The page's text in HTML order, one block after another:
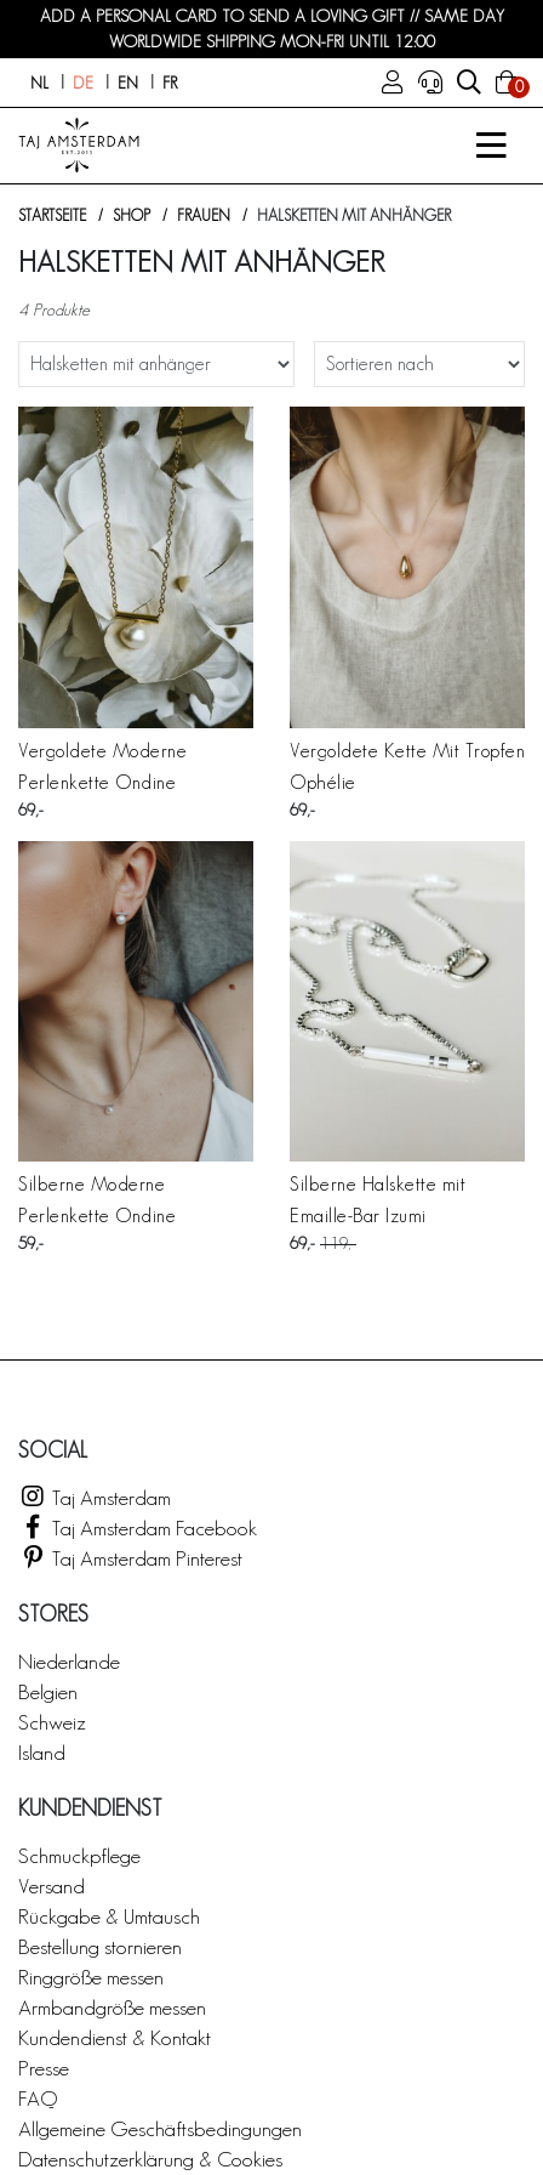
ADD A PERSONAL CARD TO SEND A LOVING GIFT // SAME DAY
WORLDWIDE SHIPPING MON-FRI UNTIL 12:00
NL DE EN FR 0
STARTSEITE SHOP FRAUEN HALSKETTEN MIT ANHÄNGER
HALSKETTEN MIT ANHÄNGER
4 Produkte
Vergoldete Moderne
Perlenkette Ondine
69
Vergoldete Kette Mit Tropfen
Ophélie
69
Silberne Moderne
Perlenkette Ondine
59
Silberne Halskette mit
Emaille-Bar Izumi
69 119
SOCIAL
Taj Amsterdam
Taj Amsterdam Facebook
Taj Amsterdam Pinterest
STORES
Niederlande
Belgien
Schweiz
Island
KUNDENDIENST
Schmuckpflege
Versand
Rückgabe & Umtausch
Bestellung stornieren
Ringgröße messen
Armbandgröße messen
Kundendienst & Kontakt
Presse
FAQ
Allgemeine Geschäftsbedingungen
Datenschutzerklärung & Cookies